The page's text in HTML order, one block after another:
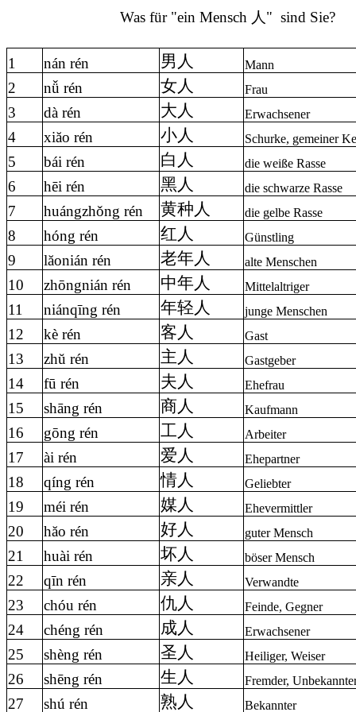
Was für "ein Mensch 人 " sind Sie?
1 nán rén 男人 Mann
2 nǚ rén 女人 Frau
3 dà rén 大人 Erwachsener
4 xiăo rén 小人 Schurke, gemeiner
5 bái rén 白人 die weiße Rasse
6 hēi rén 黑人 die schwarze Rasse
7 huángzhǒng rén 黄种人 die gelbe Rasse
8 hóng rén 红人 Günstling
9 lăonián rén 老年人 alte Menschen
10 zhōngnián rén 中年人 Mittelaltriger
11 niánqīng rén 年轻人 junge Menschen
12 kè rén 客人 Gast
13 zhŭ rén 主人 Gastgeber
14 fū rén 夫人 Ehefrau
15 shāng rén 商人 Kaufmann
16 gōng rén 工人 Arbeiter
17 ài rén 爱人 Ehepartner
18 qíng rén 情人 Geliebter
19 méi rén 媒人 Ehevermittler
20 hăo rén 好人 guter Mensch
21 huài rén 坏人 böser Mensch
22 qīn rén 亲人 Verwandte
23 chóu rén 仇人 Feinde, Gegner
24 chéng rén 成人 Erwachsener
25 shèng rén 圣人 Heiliger, Weiser
26 shēng rén 生人 Fremder,
27 shú rén 熟人 Bekannter